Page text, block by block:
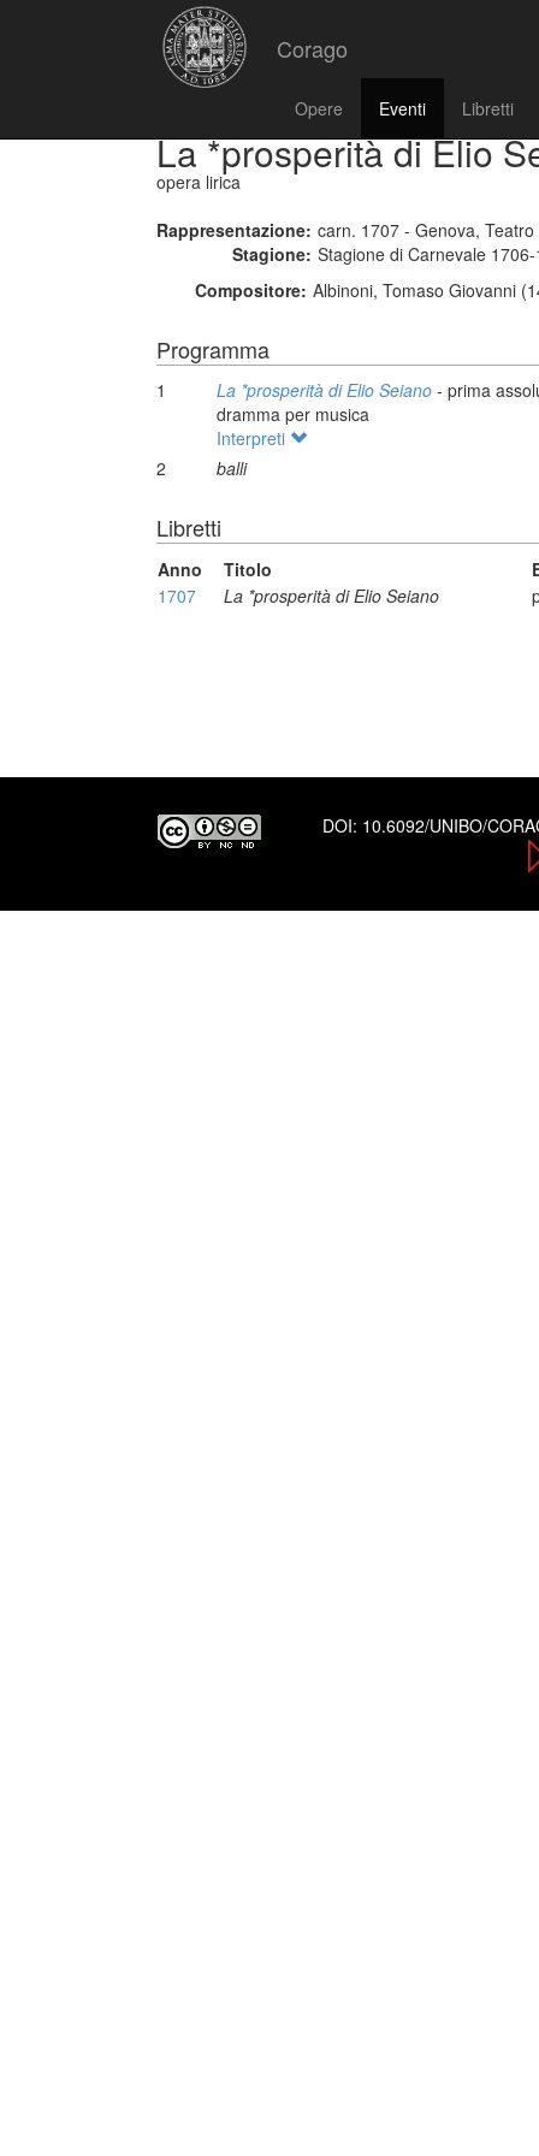
Corago
Opere Eventi Libretti
La *prosperità di Elio
opera lirica
Rappresentazione: carn. 1707 - Genova,
Stagione: Stagione di Carnevale
Compositore: Albinoni, Tomaso Giovanni
Programma
1 La *prosperità di Elio Seiano - prima
dramma per musica
Interpreti
2
balli
Libretti
Anno Titolo
1707
La *prosperità di Elio Seiano
DOI: 10.6092/UNIBO/